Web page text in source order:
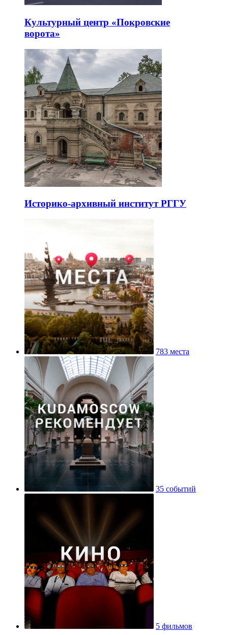
Культурный центр «Покровские
ворота»
Историко-архивный институт РГГУ
783 места
35 событий
5 фильмов